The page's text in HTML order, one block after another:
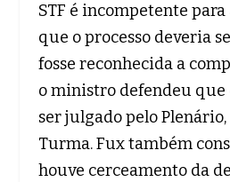
STF é incompetente para
que o processo deveria
fosse reconhecida a
o ministro defendeu que
ser julgado pelo Plenário,
Turma. Fux também
houve cerceamento da